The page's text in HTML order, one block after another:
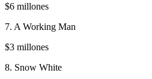
$6 millones
7. A Working Man
$3 millones
8. Snow White